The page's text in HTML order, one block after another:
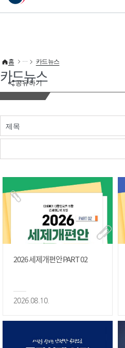
이 누리집은 대한민국 공식 전자정부 누리집입니다.
공유하기
홈 카드뉴스
카드뉴스
제목
2026 세제개편안 PART 02
2026.08.10.